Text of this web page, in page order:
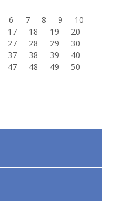
6 7 8 9
10
17 18 19
20
27 28 29
30
37 38 39
40
47 48 49
50